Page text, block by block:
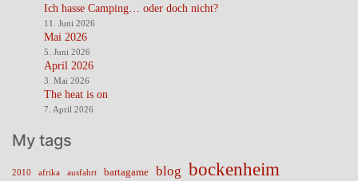
Ich hasse Camping… oder doch nicht?
11. Juni 2026
Mai 2026
5. Juni 2026
April 2026
3. Mai 2026
The heat is on
7. April 2026
My tags
2010 afrika ausfahrt bartagame blog bockenheim